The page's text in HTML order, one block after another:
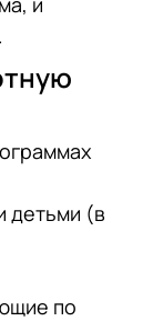
детьми (в
по